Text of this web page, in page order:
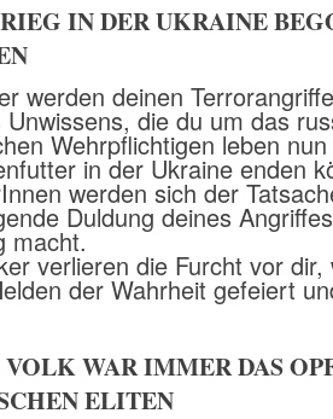
IN DER UKRAINE
werden deinen
die du um das
Wehrpflichtigen leben
in der Ukraine enden
werden sich der
Duldung deines
macht.
verlieren die Furcht vor
der Wahrheit gefeiert
VOLK WAR IMMER DAS
ELITEN